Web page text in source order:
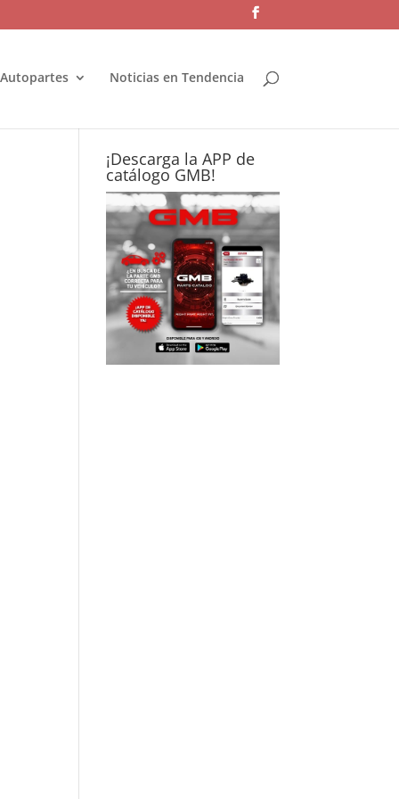
Noticias en Tendencia
¡Descarga la APP de
catálogo GMB!